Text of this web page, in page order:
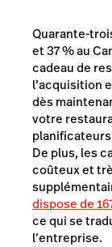
Quarante-
et 37 % au
cadeau de
l’acquisition
dès
votre
De plus, les
coûteux et
dispose de
ce qui se
l’entreprise.